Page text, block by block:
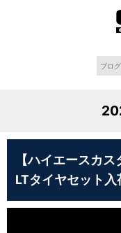
【ハイエースカ
LTタイヤセット